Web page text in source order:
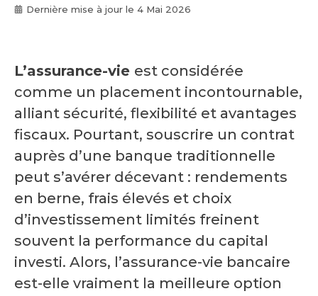
Dernière mise à jour le 4 Mai 2026
L’assurance-vie est considérée
comme un placement incontournable,
alliant sécurité, flexibilité et avantages
fiscaux. Pourtant, souscrire un contrat
auprès d’une banque traditionnelle
peut s’avérer décevant : rendements
en berne, frais élevés et choix
d’investissement limités freinent
souvent la performance du capital
investi. Alors, l’assurance-vie bancaire
est-elle vraiment la meilleure option